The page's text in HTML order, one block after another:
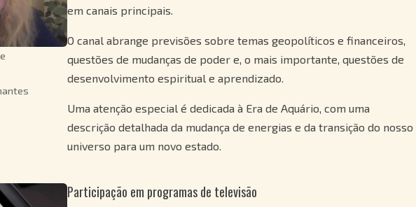
em canais principais.
O canal abrange previsões sobre temas geopolíticos e financeiros,
questões de mudanças de poder e, o mais importante, questões de
desenvolvimento espiritual e aprendizado.
Uma atenção especial é dedicada à Era de Aquário, com uma
descrição detalhada da mudança de energias e da transição do nosso
universo para um novo estado.
Participação em programas de televisão